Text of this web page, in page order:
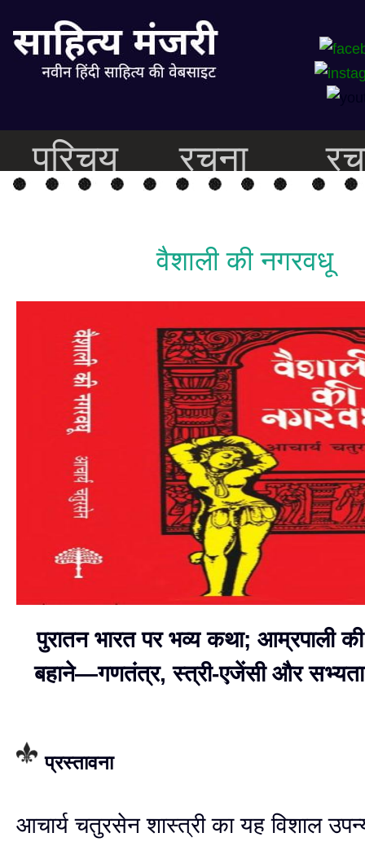
परिचय रचना
वैशाली की नगरवधू
पुरातन भारत पर भव्य कथा; आम्रपाली
बहाने—गणतंत्र, स्त्री-एजेंसी और
प्रस्तावना
आचार्य चतुरसेन शास्त्री का यह विशाल